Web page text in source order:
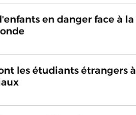
en danger face à la
les étudiants étrangers à